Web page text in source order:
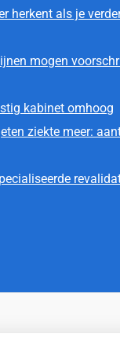
herkent als je
mogen
kabinet omhoog
ziekte meer: